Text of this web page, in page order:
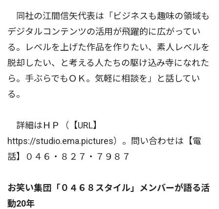
同社の江間信矢代表は「ビジネスも趣味の領域も
デジタルコンテンツの活用が飛躍的に広がってい
る。レベルを上げた作品を作りたい、素人レベルを
脱却したい、と考える人たちの駆け込み寺になれた
ら。手ぶらでもＯＫ。気軽に相談を」と話してい
る。
詳細はＨＰ（【URL】
https://studio.ema.pictures）。問い合わせは【電
話】０４６・８２７・７９８７
お笑い集団「０４６８スタイル」メンバーが語る活
動20年